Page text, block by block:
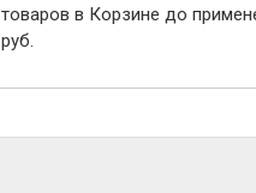
товаров в Корзине до
руб.